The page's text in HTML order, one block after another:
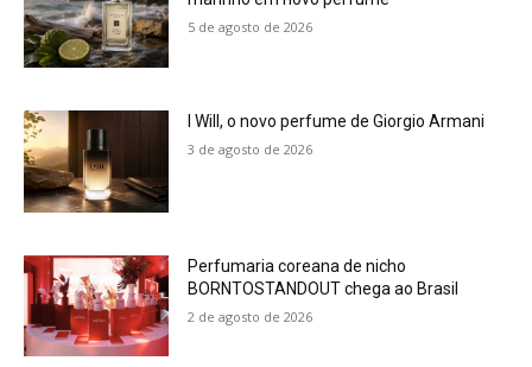
5 de agosto de 2026
I Will, o novo perfume de Giorgio Armani
3 de agosto de 2026
Perfumaria coreana de nicho
BORNTOSTANDOUT chega ao Brasil
2 de agosto de 2026